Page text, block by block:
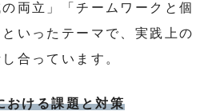
両立」「チームワークと個
いったテーマで、実践上の
合っています。
おける課題と対策